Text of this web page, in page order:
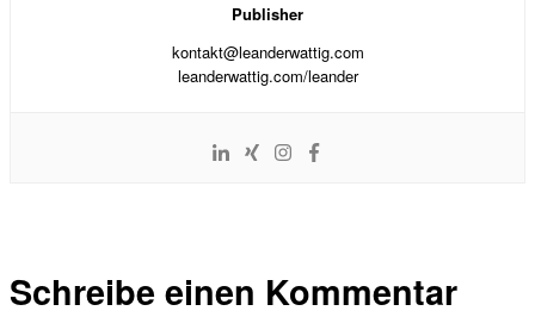
Publisher
kontakt@leanderwattig.com
leanderwattig.com/leander
Schreibe einen Kommentar